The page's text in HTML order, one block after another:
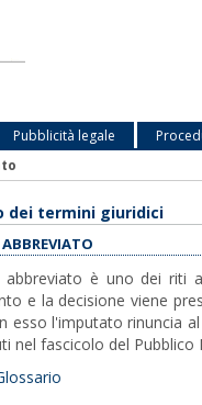
Pubblicità legale
dei termini giuridici
abbreviato è uno dei riti
e la decisione viene
esso l'imputato rinuncia
nel fascicolo del